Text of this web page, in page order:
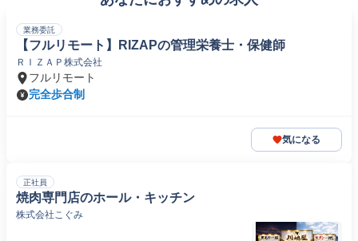
業務委託
【フルリモート】RIZAPの管理栄養士・保健師
ＲＩＺＡＰ株式会社
フルリモート
完全歩合制
気になる
正社員
焼肉専門店のホール・キッチン
株式会社こぐみ